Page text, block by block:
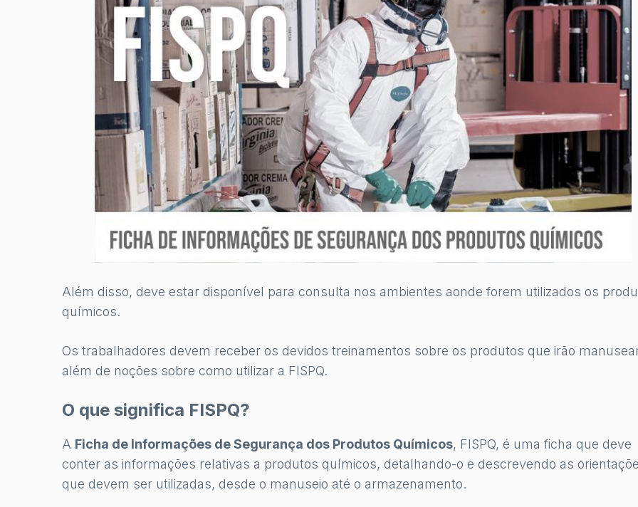
Além disso, deve estar disponível para consulta nos ambientes aonde forem utilizados os
químicos.
Os trabalhadores devem receber os devidos treinamentos sobre os produtos que irão
além de noções sobre como utilizar a FISPQ.
O que significa FISPQ?
A Ficha de Informações de Segurança dos Produtos Químicos, FISPQ, é uma ficha que deve
conter as informações relativas a produtos químicos, detalhando-o e descrevendo as
que devem ser utilizadas, desde o manuseio até o armazenamento.